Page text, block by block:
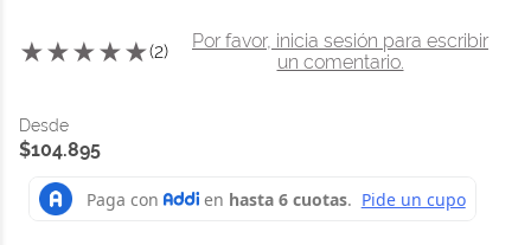
★★★★★(2)
Por favor, inicia sesión para escribir
un comentario.
$104.895